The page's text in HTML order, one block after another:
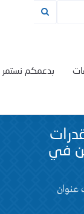
بدعمكم نستمر
في
عنوان